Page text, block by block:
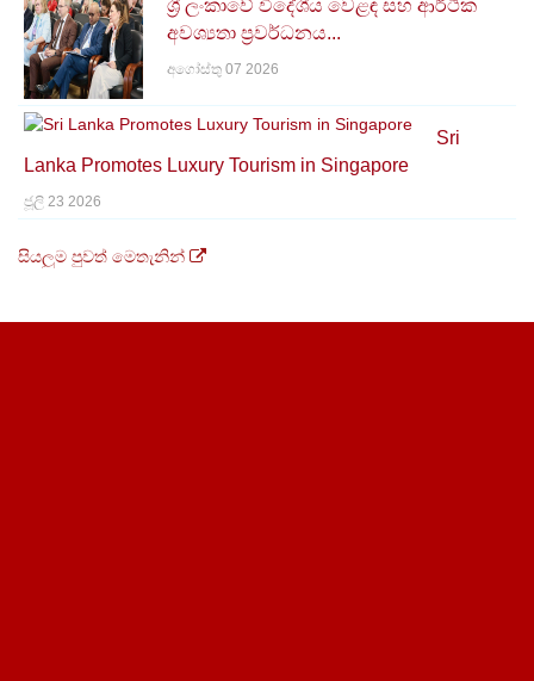
Special Document list for Spices
Download the Document List for Spices Registration
ශ්‍රී ලංකාවේ විදේශීය වෙළඳ සහ ආර්ථික
අවශ්‍යතා ප්‍රවර්ධනය...
අගෝස්තු 07 2026
Sri
Lanka Promotes Luxury Tourism in Singapore
ජූලි 23 2026
සියලුම පුවත් මෙතැනින්